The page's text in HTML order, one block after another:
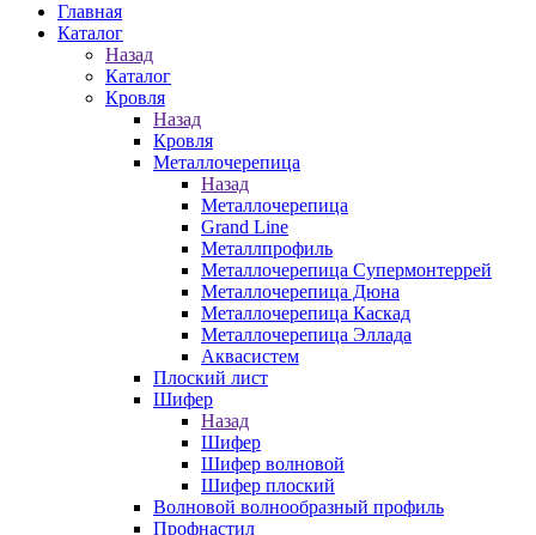
Главная
Каталог
Назад
Каталог
Кровля
Назад
Кровля
Металлочерепица
Назад
Металлочерепица
Grand Line
Металлпрофиль
Металлочерепица Супермонтеррей
Металлочерепица Дюна
Металлочерепица Каскад
Металлочерепица Эллада
Аквасистем
Плоский лист
Шифер
Назад
Шифер
Шифер волновой
Шифер плоский
Волновой волнообразный профиль
Профнастил